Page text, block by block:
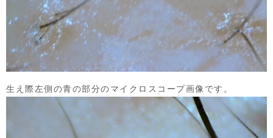
生え際左側の青の部分のマイクロスコープ画像です。